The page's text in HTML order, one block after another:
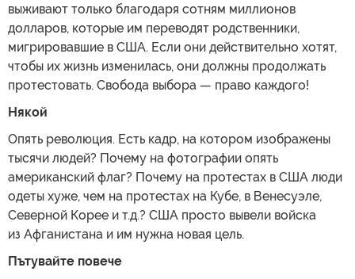
выживают только благодаря сотням миллионов
долларов, которые им переводят родственники,
мигрировавшие в США. Если они действительно хотят,
чтобы их жизнь изменилась, они должны продолжать
протестовать. Свобода выбора — право каждого!
Някой
Опять революция. Есть кадр, на котором изображены
тысячи людей? Почему на фотографии опять
американский флаг? Почему на протестах в США люди
одеты хуже, чем на протестах на Кубе, в Венесуэле,
Северной Корее и т.д.? США просто вывели войска
из Афганистана и им нужна новая цель.
Пътувайте повече